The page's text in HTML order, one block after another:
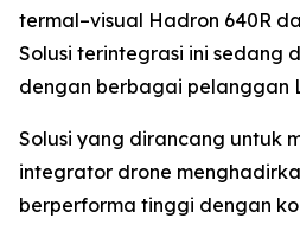
termal–visual Hadron 640R
Solusi terintegrasi ini sedang
dengan berbagai pelanggan
Solusi yang dirancang untuk
integrator drone
berperforma tinggi dengan